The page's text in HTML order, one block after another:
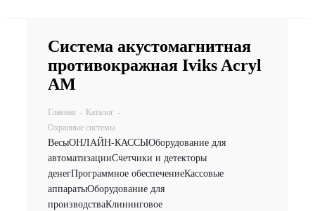
Система акустомагнитная
противокражная Iviks Acryl
АМ
Главная - Каталог -
Охранные системы
ВесыОНЛАЙН-КАССЫОборудование для
автоматизацииСчетчики и детекторы
денегПрограммное обеспечениеКассовые
аппаратыОборудование для
производстваКлининговое